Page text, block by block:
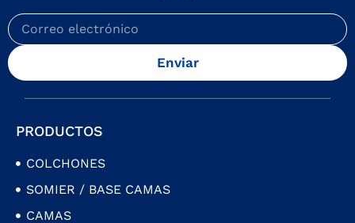
Enviar
PRODUCTOS
COLCHONES
SOMIER / BASE CAMAS
CAMAS